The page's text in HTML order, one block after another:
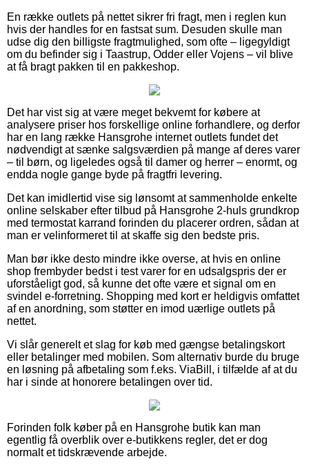
En række outlets på nettet sikrer fri fragt, men i reglen kun
hvis der handles for en fastsat sum. Desuden skulle man
udse dig den billigste fragtmulighed, som ofte – ligegyldigt
om du befinder sig i Taastrup, Odder eller Vojens – vil blive
at få bragt pakken til en pakkeshop.
Det har vist sig at være meget bekvemt for købere at
analysere priser hos forskellige online forhandlere, og derfor
har en lang række Hansgrohe internet outlets fundet det
nødvendigt at sænke salgsværdien på mange af deres varer
– til børn, og ligeledes også til damer og herrer – enormt, og
endda nogle gange byde på fragtfri levering.
Det kan imidlertid vise sig lønsomt at sammenholde enkelte
online selskaber efter tilbud på Hansgrohe 2-huls grundkrop
med termostat karrand forinden du placerer ordren, sådan at
man er velinformeret til at skaffe sig den bedste pris.
Man bør ikke desto mindre ikke overse, at hvis en online
shop frembyder bedst i test varer for en udsalgspris der er
uforståeligt god, så kunne det ofte være et signal om en
svindel e-forretning. Shopping med kort er heldigvis omfattet
af en anordning, som støtter en imod uærlige outlets på
nettet.
Vi slår generelt et slag for køb med gængse betalingskort
eller betalinger med mobilen. Som alternativ burde du bruge
en løsning på afbetaling som f.eks. ViaBill, i tilfælde af at du
har i sinde at honorere betalingen over tid.
Forinden folk køber på en Hansgrohe butik kan man
egentlig få overblik over e-butikkens regler, det er dog
normalt et tidskrævende arbejde.